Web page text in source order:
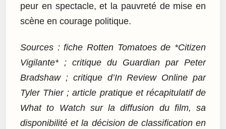
peur en spectacle, et la pauvreté de mise en
scène en courage politique.
Sources : fiche Rotten Tomatoes de *Citizen
Vigilante* ; critique du Guardian par Peter
Bradshaw ; critique d’In Review Online par
Tyler Thier ; article pratique et récapitulatif de
What to Watch sur la diffusion du film, sa
disponibilité et la décision de classification en